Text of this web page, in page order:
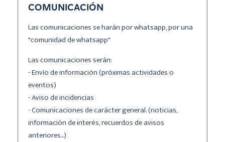
COMUNICACIÓN
Las comunicaciones se harán por whatsapp, por una
"comunidad de whatsapp"
Las comunicaciones serán:
- Envío de información (próximas actividades o
eventos)
- Aviso de incidencias
- Comunicaciones de carácter general. (noticias,
información de interés, recuerdos de avisos
anteriores...)